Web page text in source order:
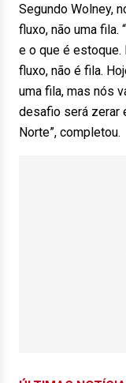
Segundo Wolney,
fluxo, não uma fila.
e o que é estoque.
fluxo, não é fila.
uma fila, mas nós
desafio será zerar
Norte”, completou.